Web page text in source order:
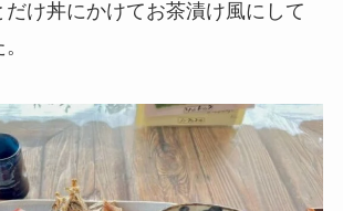
け丼にかけてお茶漬け風にして